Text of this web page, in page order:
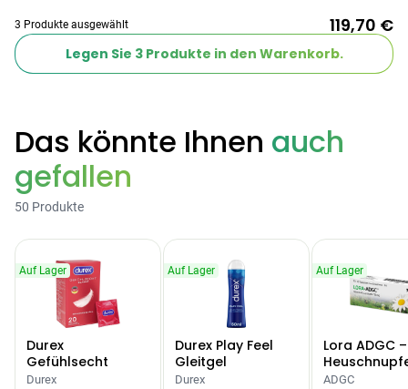
Hämorrhoidensalbe:
Bei Hämorrhoiden
& Juckreiz
12,04 € 12,95 € -7%
3 Produkte ausgewählt 119,70 €
Legen Sie 3Produkte in den Warenkorb.
Das könnte Ihnen auch
gefallen
50 Produkte
Auf Lager
Durex
Gefühlsecht
Classic Kondome
Durex
Auf Lager
Durex Play Feel
Gleitgel
Durex
Auf Lager
Lora ADGC
Allergien
ADGC